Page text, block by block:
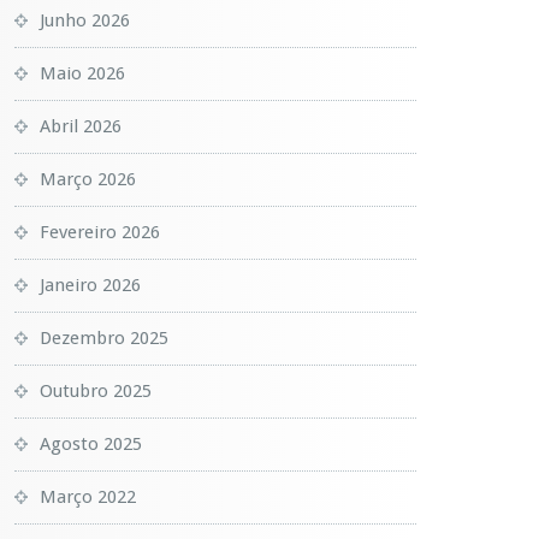
Junho 2026
Maio 2026
Abril 2026
Março 2026
Fevereiro 2026
Janeiro 2026
Dezembro 2025
Outubro 2025
Agosto 2025
Março 2022